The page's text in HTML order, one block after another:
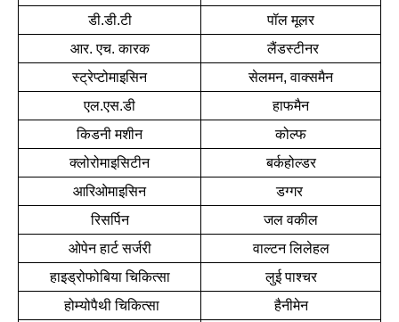
डी.डी.टी
पॉल मूलर
आर. एच. कारक
लैंडस्टीनर
स्ट्रेप्टोमाइसिन
सेलमन, वाक्समैन
एल.एस.डी
हाफमैन
किडनी मशीन
कोल्फ
क्लोरोमाइसिटीन
बर्कहोल्डर
आरिओमाइसिन
डग्गर
रिसर्पिन
जल वकील
ओपेन हार्ट सर्जरी
वाल्टन लिलेहल
हाइड्रोफोबिया चिकित्सा
लुई पाश्चर
होम्योपैथी चिकित्सा
हैनीमेन